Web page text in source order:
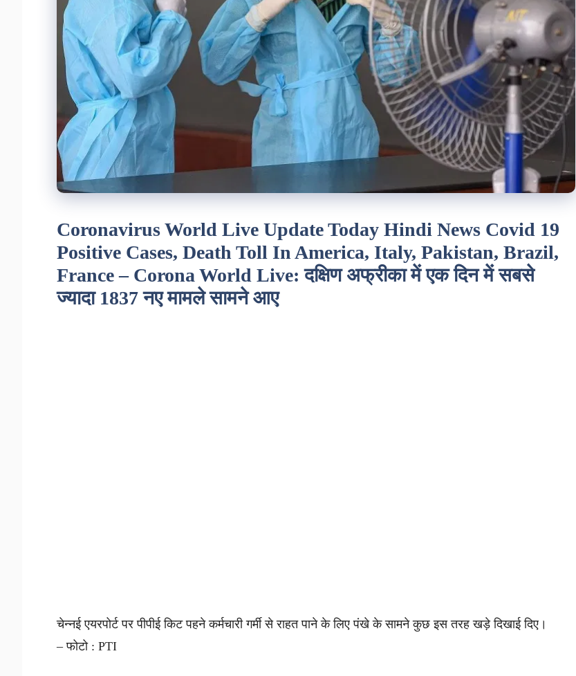
Coronavirus World Live Update Today Hindi News Covid 19
Positive Cases, Death Toll In America, Italy, Pakistan, Brazil,
France – Corona World Live: दक्षिण अफ्रीका में एक दिन में सबसे
ज्यादा 1837 नए मामले सामने आए
चेन्नई एयरपोर्ट पर पीपीई किट पहने कर्मचारी गर्मी से राहत पाने के लिए पंखे के सामने कुछ इस तरह खड़े दिखाई दिए।
– फोटो : PTI